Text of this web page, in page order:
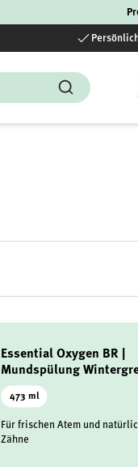
Suchen
Essential Oxygen BR |
Mundspülung
473 ml
Für frischen Atem und
Zähne